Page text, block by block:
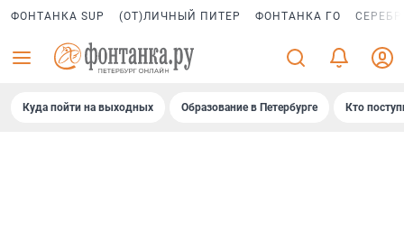
ФОНТАНКА SUP (ОТ)ЛИЧНЫЙ ПИТЕР ФОНТАНКА ГО
Куда пойти на выходных Образование в Петербурге Кто